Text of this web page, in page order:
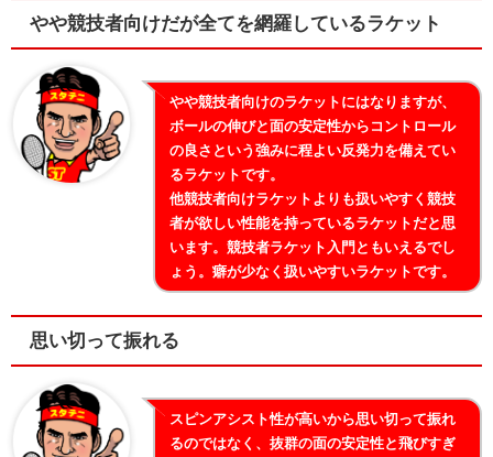
やや競技者向けだが全てを網羅しているラケット
やや競技者向けのラケットにはなりますが、
ボールの伸びと面の安定性からコントロール
の良さという強みに程よい反発力を備えてい
るラケットです。
他競技者向けラケットよりも扱いやすく競技
者が欲しい性能を持っているラケットだと思
います。競技者ラケット入門ともいえるでし
ょう。癖が少なく扱いやすいラケットです。
思い切って振れる
スピンアシスト性が高いから思い切って振れ
るのではなく、抜群の面の安定性と飛びすぎ